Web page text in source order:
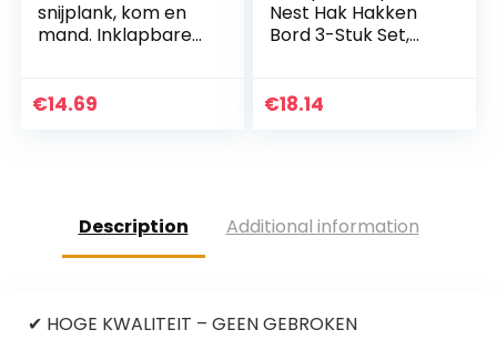
snijplank, kom en
mand. Inklapbare
waterafvoerventiel.
€14.69
Nest Hak Hakken
Bord 3-Stuk Set,
€18.14
Description Additional information
✔ HOGE KWALITEIT – GEEN GEBROKEN